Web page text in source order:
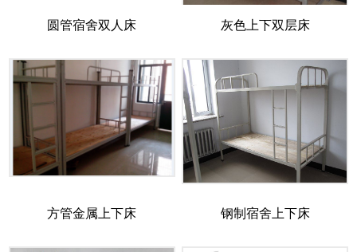
圆管宿舍双人床 灰色上下双层床
方管金属上下床 钢制宿舍上下床